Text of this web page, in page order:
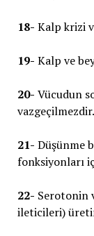
18- Kalp krizi
19- Kalp ve
20- Vücudun
vazgeçilmezdir.
21- Düşünme
fonksiyonları
22- Serotonin
ileticileri)